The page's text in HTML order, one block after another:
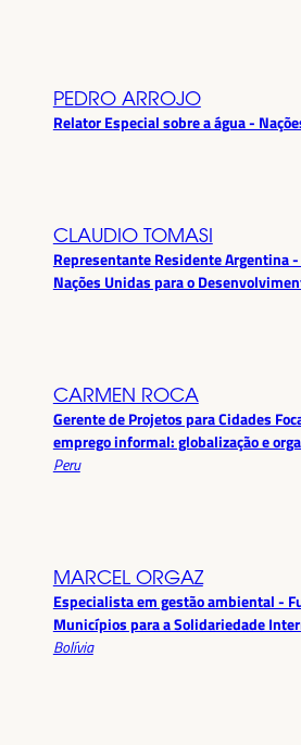
PEDRO ARROJO
Relator Especial sobre a água -
CLAUDIO TOMASI
Representante Residente Argentina
Nações Unidas para o
CARMEN ROCA
Gerente de Projetos para Cidades
emprego informal: globalização e
Peru
MARCEL ORGAZ
Especialista em gestão ambiental -
Municípios para a Solidariedade
Bolívia